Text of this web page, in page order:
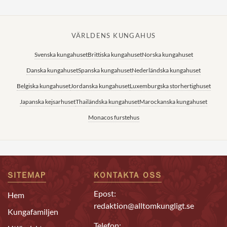
VÄRLDENS KUNGAHUS
Svenska kungahusetBrittiska kungahusetNorska kungahuset
Danska kungahusetSpanska kungahusetNederländska kungahuset
Belgiska kungahusetJordanska kungahusetLuxemburgska storhertighuset
Japanska kejsarhusetThailändska kungahusetMarockanska kungahuset
Monacos furstehus
SITEMAP
Hem
Kungafamiljen
KONTAKTA OSS
Epost:
redaktion@alltomkungligt.se